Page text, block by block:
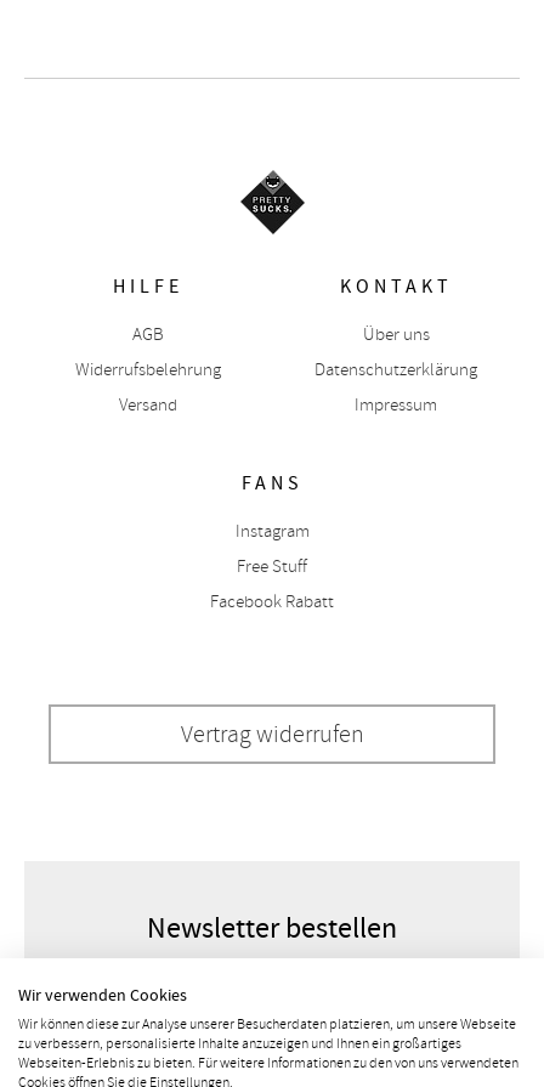
HILFE
AGB
Widerrufsbelehrung
Versand
KONTAKT
Über uns
Datenschutzerklärung
Impressum
FANS
Instagram
Free Stuff
Facebook Rabatt
Vertrag widerrufen
Newsletter bestellen
Wir verwenden Cookies
Wir können diese zur Analyse unserer Besucherdaten platzieren, um unsere Webseite
zu verbessern, personalisierte Inhalte anzuzeigen und Ihnen ein großartiges
Webseiten-Erlebnis zu bieten. Für weitere Informationen zu den von uns verwendeten
Cookies öffnen Sie die Einstellungen.